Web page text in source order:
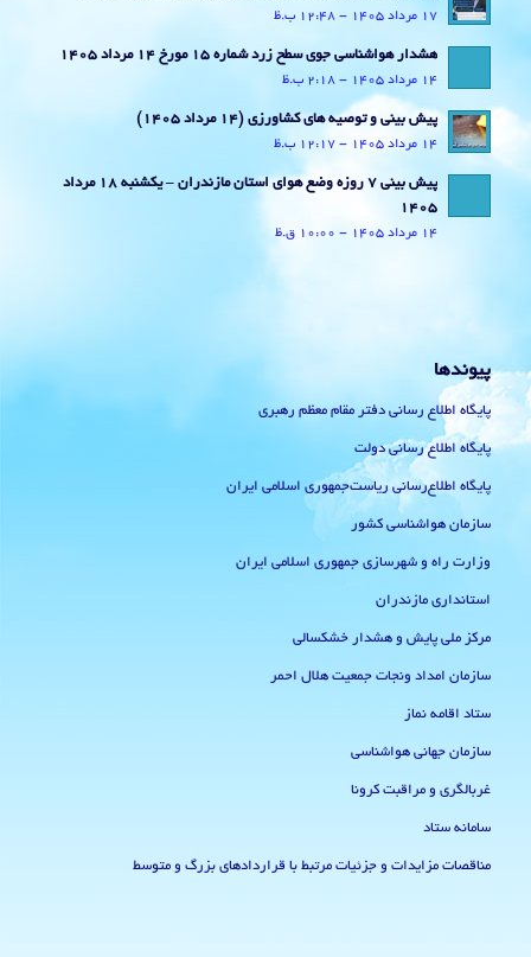
17 مرداد 1405 - 12:48 ب.ظ
هشدار هواشناسی جوی سطح زرد شماره 15 مورخ 14 مرداد 1405
14 مرداد 1405 - 2:18 ب.ظ
پیش بینی و توصیه های کشاورزی (14 مرداد ۱۴۰۵)
14 مرداد 1405 - 12:17 ب.ظ
پیش بینی 7 روزه وضع هوای استان مازندران – یکشنبه 18 مرداد
1405
14 مرداد 1405 - 10:00 ق.ظ
پیوندها
پایگاه اطلاع رسانی دفتر مقام معظم رهبری
پایگاه اطلاع رسانی دولت
پایگاه اطلاع‌رسانی ریاست‌جمهوری اسلامی ایران
سازمان هواشناسی کشور
وزارت راه و شهرسازی جمهوری اسلامی ایران
استانداری مازندران
مرکز ملی پایش و هشدار خشکسالی
سازمان امداد ونجات جمعیت هلال احمر
ستاد اقامه نماز
سازمان جهانی هواشناسی
غربالگری و مراقبت کرونا
سامانه ستاد
مناقصات مزایدات و جزئیات مرتبط با قراردادهای بزرگ و متوسط